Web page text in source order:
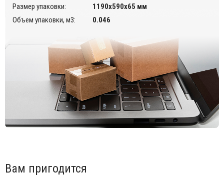
Размер упаковки:
1190х590х65 мм
Объем упаковки, м3:
0.046
Вам пригодится